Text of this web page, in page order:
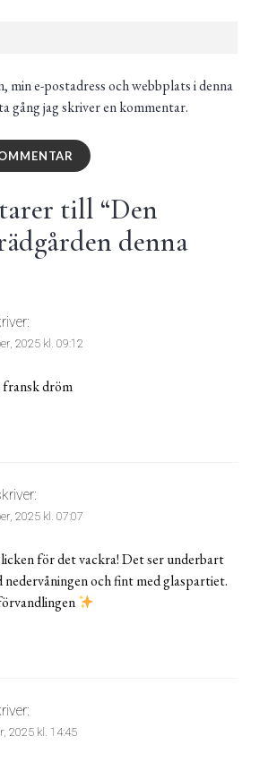
min e-postadress och webbplats i denna
gång jag skriver en kommentar.
till “Den
denna
2025 kl. 09:12
fransk dröm
2025 kl. 07:07
för det vackra! Det ser underbart
nedervåningen och fint med glaspartiet.
2025 kl. 14:45